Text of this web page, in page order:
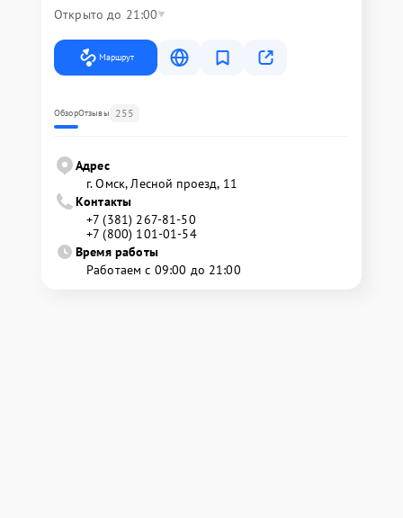
Открыто до 21:00
Маршрут
ОбзорОтзывы 255
Адрес
г. Омск, ​Лесной проезд, 11
Контакты
+7 (381) 267-81-50
+7 (800) 101-01-54
Время работы
Работаем с 09:00 до 21:00